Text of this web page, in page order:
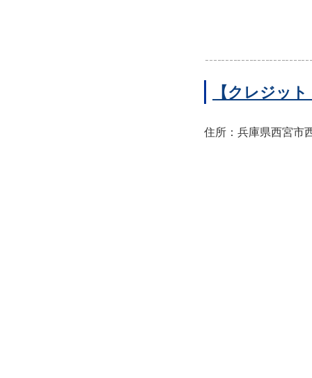
【クレジッ
住所：兵庫県西宮市